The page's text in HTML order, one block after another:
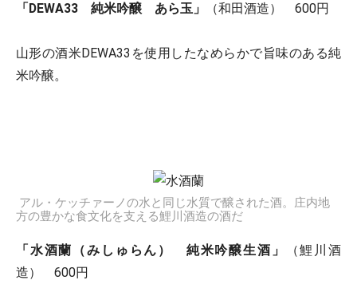
「DEWA33 純米吟醸 あら玉」 （和田酒造） 600円
山形の酒米DEWA33を使用したなめらかで旨味のある純
米吟醸。
アル・ケッチァーノの水と同じ水質で醸された酒。庄内地
方の豊かな食文化を支える鯉川酒造の酒だ
「水酒蘭（みしゅらん） 純米吟醸生酒」
（鯉川酒
造） 600円